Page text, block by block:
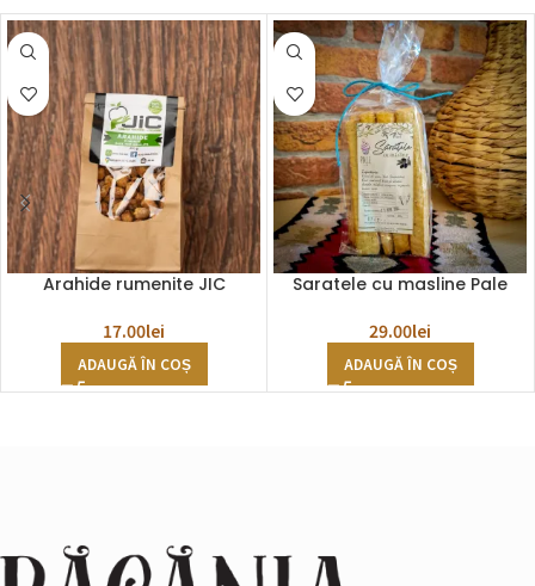
Arahide rumenite JIC
17.00lei
ADAUGĂ ÎN COȘ
Saratele cu masline Pale
29.00lei
ADAUGĂ ÎN COȘ